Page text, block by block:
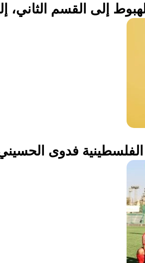
إلى القسم الثاني،
الفلسطينية فدوى